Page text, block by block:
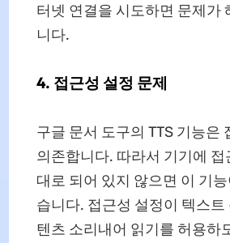
터넷 연결을 시도하면 문제가
니다.
4. 접근성 설정 문제
구글 문서 도구의 TTS 기능은
의존합니다. 따라서 기기에 접
대로 되어 있지 않으면 이 기
습니다. 접근성 설정이 텍스트
텐츠 소리내어 읽기를 허용하